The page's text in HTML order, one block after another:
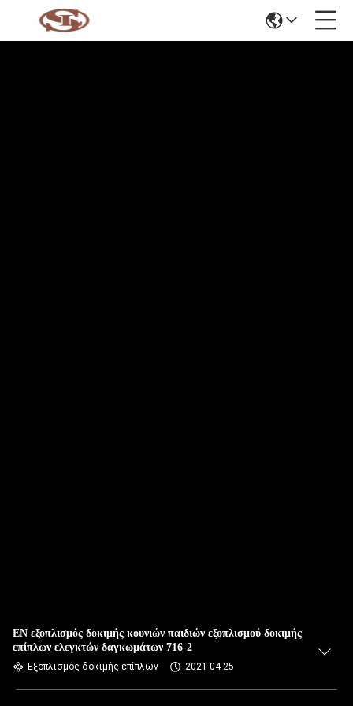
EN εξοπλισμός δοκιμής κουνιών παιδιών εξοπλισμού δοκιμής
επίπλων ελεγκτών δαγκωμάτων 716-2
Εξοπλισμός δοκιμής επίπλων 2021-04-25